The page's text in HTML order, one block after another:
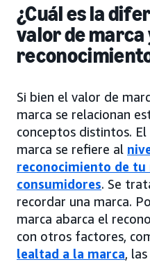
¿Cuál es la
valor de marca
Si bien el valor de
marca se relacionan
conceptos distintos.
marca se refiere al
reconocimiento de tu
consumidores. Se
recordar una marca.
marca abarca el
con otros factores,
lealtad a la marca,